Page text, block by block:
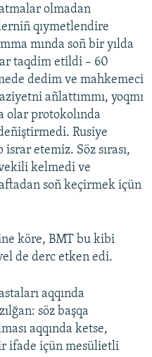
olmadan
qıymetlendire
mında soñ bir yılda
taqdim etildi – 60
dedim ve mahkemeci
añlattımmı, yoqmı
olar protokolında
Rusiye
israr etemiz. Söz sırası,
kelmedi ve
soñ keçirmek içün
köre, BMT bu kibi
de derc etken edi.
aqqında
söz başqa
aqqında ketse,
ifade içün mesülietli